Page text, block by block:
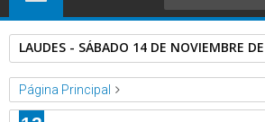
LAUDES - SÁBADO 14 DE NOVIEMBRE
Página Principal
Homilias y Catequesis Catolicas
Videos